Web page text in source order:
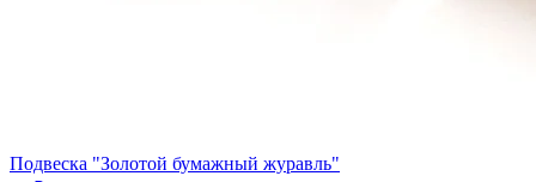
Подвеска "Золотой бумажный журавль"